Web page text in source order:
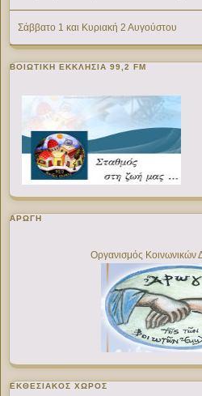
Σάββατο 1 και Κυριακή 2 Αυγούστου
ΒΟΙΩΤΙΚΉ ΕΚΚΛΗΣΊΑ 99,2 FM
ΑΡΩΓΗ
Οργανισμός
ΕΚΘΕΣΙΑΚΌΣ ΧΏΡΟΣ